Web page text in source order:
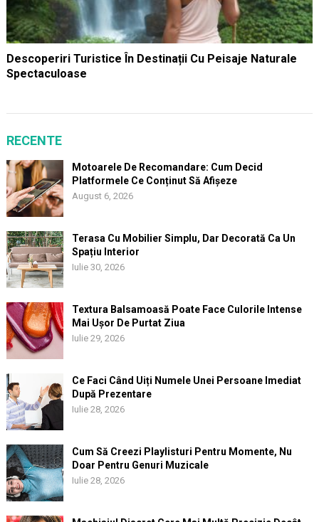
Descoperiri Turistice În Destinații Cu Peisaje Naturale
Spectaculoase
RECENTE
Motoarele De Recomandare: Cum Decid
Platformele Ce Conținut Să Afișeze
August 6, 2026
Terasa Cu Mobilier Simplu, Dar Decorată Ca Un
Spațiu Interior
Iulie 30, 2026
Textura Balsamoasă Poate Face Culorile Intense
Mai Ușor De Purtat Ziua
Iulie 29, 2026
Ce Faci Când Uiți Numele Unei Persoane Imediat
După Prezentare
Iulie 28, 2026
Cum Să Creezi Playlisturi Pentru Momente, Nu
Doar Pentru Genuri Muzicale
Iulie 28, 2026